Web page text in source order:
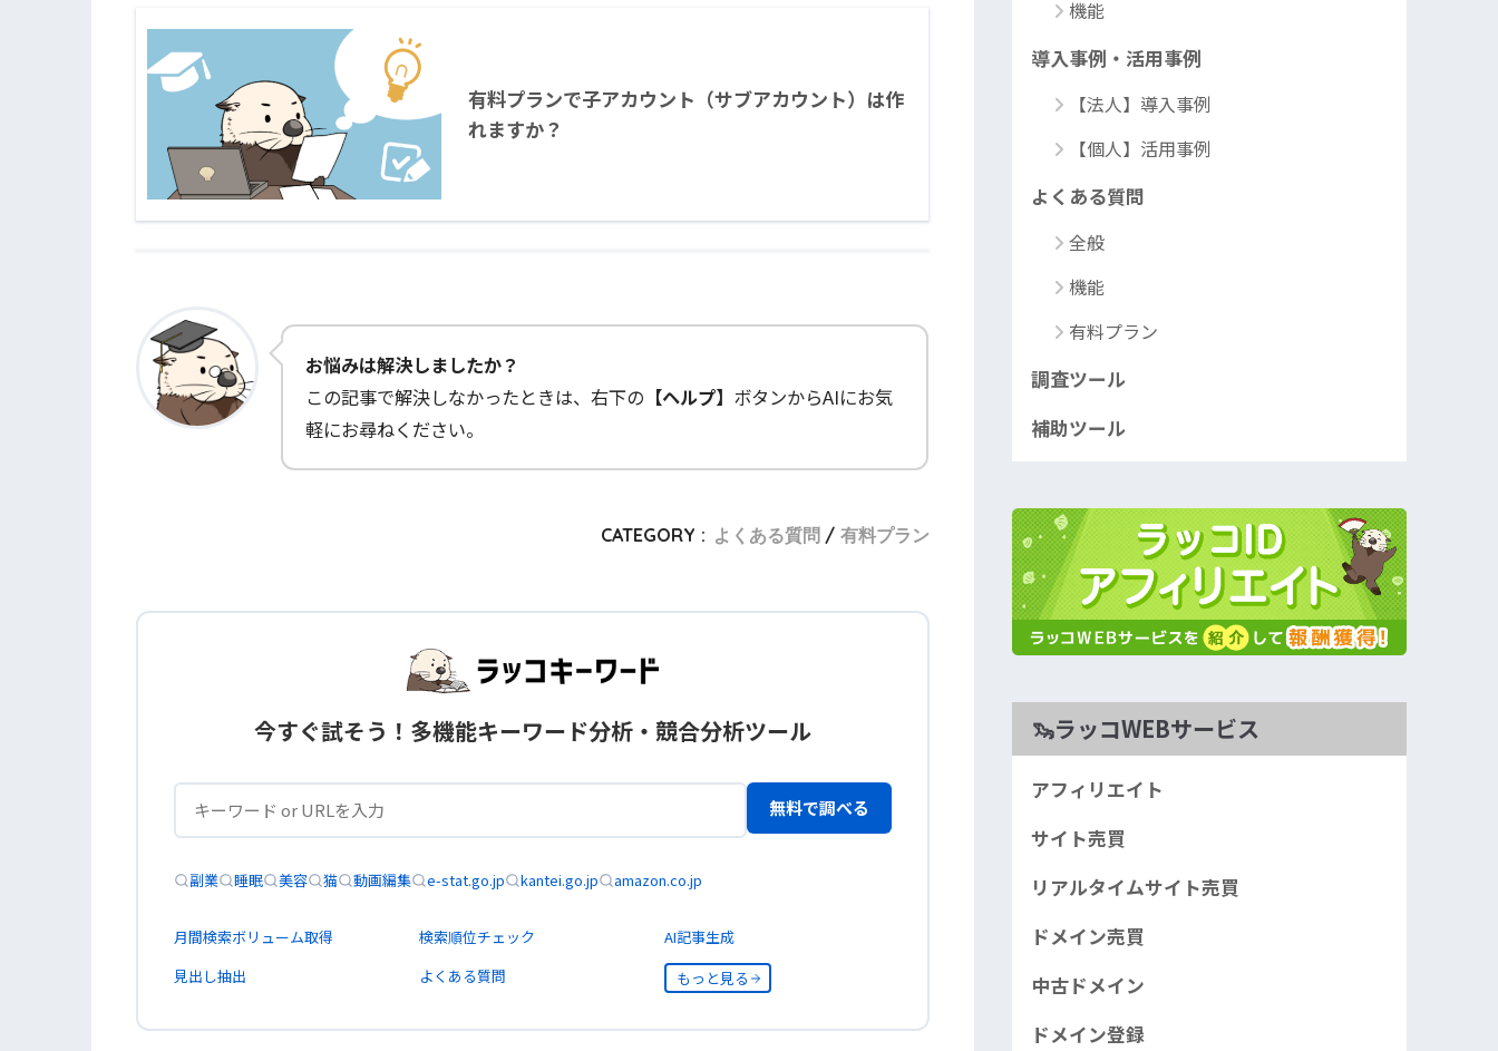
有料プランで子アカウント（サブアカウント）は作
れますか？
お悩みは解決しましたか？
この記事で解決しなかったときは、右下の 【ヘルプ】 ボタンからAIにお気
軽にお尋ねください。
CATEGORY : よくある質問 有料プラン
今すぐ試そう！多機能キーワード分析・競合分析ツール
無料で調べる
副業 睡眠 美容 猫 動画編集 e-stat.go.jp kantei.go.jp amazon.co.jp
月間検索ボリューム取得 検索順位チェック
AI記事生成
見出し抽出
よくある質問 もっと見る
機能
導入事例・活用事例
【法人】導入事例
【個人】活用事例
よくある質問
全般
機能
有料プラン
調査ツール
補助ツール
🦦ラッコWEBサービス
アフィリエイト
サイト売買
リアルタイムサイト売買
ドメイン売買
中古ドメイン
ドメイン登録